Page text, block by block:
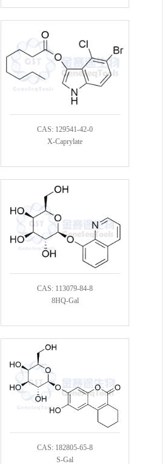
CAS: 129541-42-0
X-Caprylate
CAS: 113079-84-8
8HQ-Gal
CAS: 182805-65-8
S-Gal